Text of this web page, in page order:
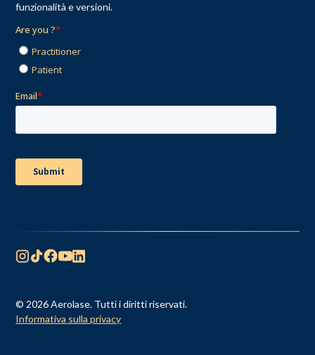
funzionalità e versioni.
© 2026 Aerolase. Tutti i diritti riservati.
Informativa sulla privacy